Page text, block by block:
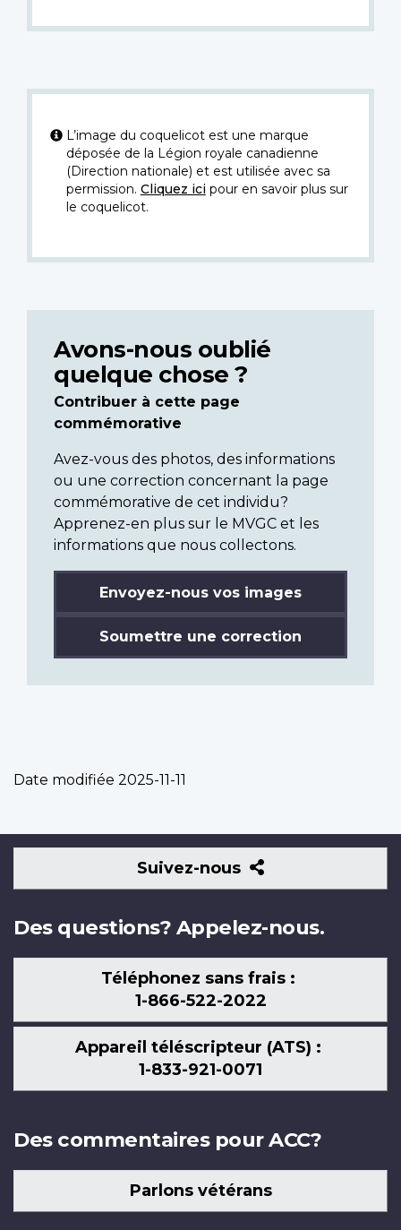
L’image du coquelicot est une marque
déposée de la Légion royale canadienne
(Direction nationale) et est utilisée avec sa
permission. Cliquez icipour en savoir plus sur
le coquelicot.
Avons-nous oublié
quelque chose ?
Contribuer à cette page
commémorative
Avez-vous des photos, des informations
ou une correction concernant la page
commémorative de cet individu?
Apprenez-en plus sur le MVGC et les
informations que nous collectons.
Envoyez-nous vos images
Soumettre une correction
Date modifiée 2025-11-11
Suivez-nous
Suivez-
nous
Des questions? Appelez-nous.
Téléphonez sans frais :
1-866-522-2022
Appareil téléscripteur (ATS) :
1-833-921-0071
Des commentaires pour ACC?
Parlons vétérans